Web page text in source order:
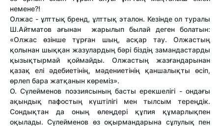
немене?!
Олжас - ұлттық бренд, ұлттық эталон. Кезінде ол туралы
Ш.Айтматов ағынан жарылып былай деген болатын:
«Олжас өзінше тұрған шың, асқар тау. Олжастың
қолынан шыққан жазулардың бәрі біздің замандастарды
қызықтырмай қоймайды. Олжастың жазғандарынан
қазақ елі әдебиетінің, мәдениетінің қаншалықты өсіп,
өрлеп бара жатқанын көреміз».
О. Сүлейменов поэзиясының басты ерекшелігі - ондағы
ақындық пафостың күштілігі мен тылсым тереңдік.
Сондықтан да оның өлеңдері құпия құмарлықпен
оқылады. Сүлейменов өз оқырмандарына сұлулық пен